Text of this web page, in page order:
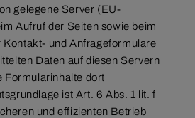
gelegene Server (EU-
Aufruf der Seiten sowie beim
Kontakt- und Anfrageformulare
Daten auf diesen Servern
Formularinhalte dort
ist Art. 6 Abs. 1 lit. f
und effizienten Betrieb